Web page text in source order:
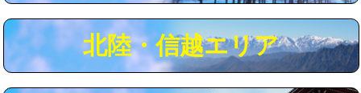
給水管工事※（ライニング鋼管・銅
管・ポリ管・HT管使用/3ｍ超え)
+8,800円
マス交換（土の掘削・埋め戻し作業） 11,000円~
北陸・信越エリア